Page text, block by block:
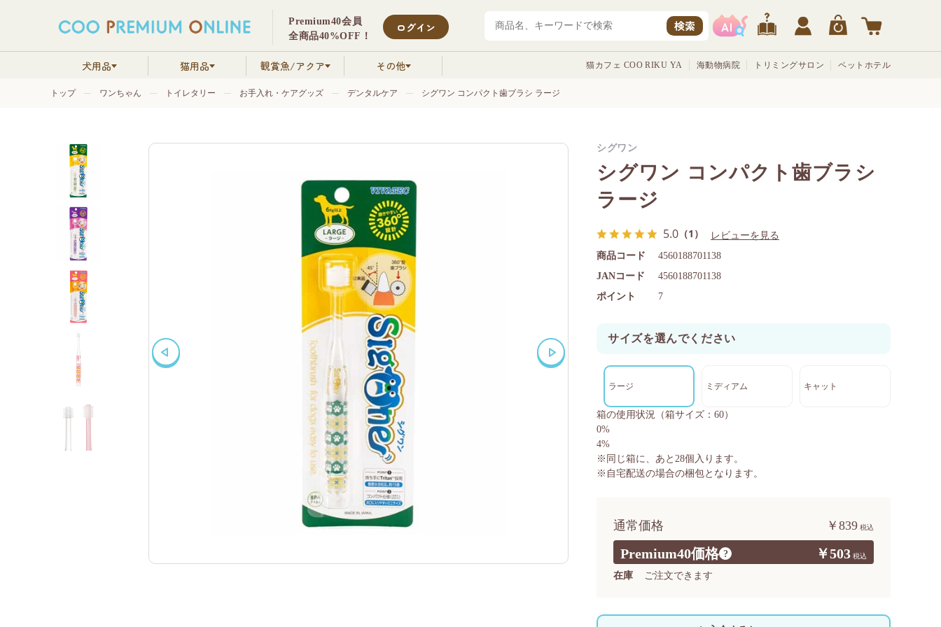
Premium40会員
全商品40%OFF！
ログイン 検索
犬用品 猫用品 観賞魚/アクア その他 猫カフェ COO RIKU YA 海動物病院 トリミングサロン ペットホテル
トップ ワンちゃん トイレタリー お手入れ・ケアグッズ デンタルケア シグワン コンパクト歯ブラシ ラージ
シグワン コンパクト歯ブラシ
ラージ
5.0 （1） レビューを見る
Premium40価格 ? ￥503
通常価格 ￥839
在庫 ご注文できます
商品コード 4560188701138
ポイント 7
JANコード 4560188701138
サイズを選んでください
ラージ ミディアム キャット
箱の使用状況 （箱サイズ：60）
0%
4%
※同じ箱に、あと 28個入ります。
※自宅配送の場合の梱包となります。
シグワン